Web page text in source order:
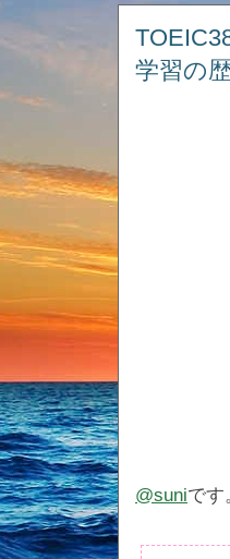
学習の
@suniです